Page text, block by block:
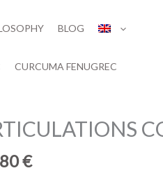
BLOG
CURCUMA FENUGREC
€